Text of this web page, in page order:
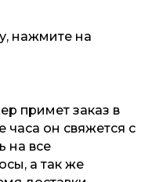
нажмите на
примет заказ в
часа он свяжется с
на все
а так же